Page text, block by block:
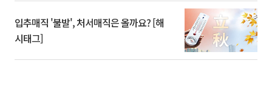
입추매직 '불발', 처서매직은 올까요? [해
시태그]